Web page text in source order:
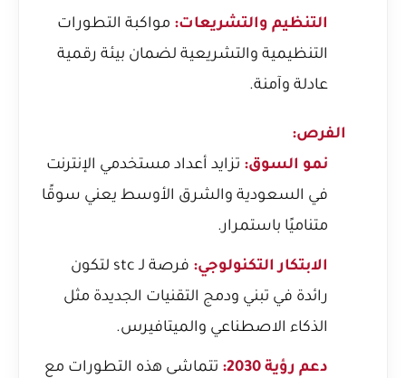
التنظيم والتشريعات: مواكبة التطورات
التنظيمية والتشريعية لضمان بيئة رقمية
عادلة وآمنة.
الفرص:
نمو السوق: تزايد أعداد مستخدمي الإنترنت
في السعودية والشرق الأوسط يعني سوقًا
متناميًا باستمرار.
الابتكار التكنولوجي:
فرصة لـ stc لتكون
رائدة في تبني ودمج التقنيات الجديدة مثل
الذكاء الاصطناعي والميتافيرس.
دعم رؤية 2030:
تتماشى هذه التطورات مع